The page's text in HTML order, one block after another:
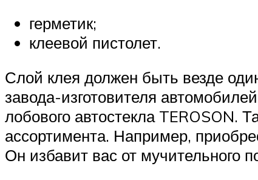
герметик;
клеевой пистолет.
Слой клея должен быть везде
завода-изготовителя
лобового автостекла TEROSON.
ассортимента. Например,
Он избавит вас от мучительного